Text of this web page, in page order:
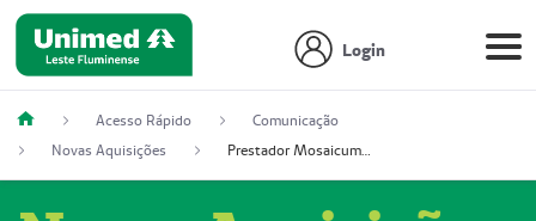
Login
Acesso Rápido
Comunicação
Novas Aquisições
Prestador Mosaicum Espaço Clínico Ltda (51004352-0)